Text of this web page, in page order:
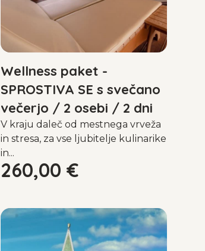
Wellness paket -
SPROSTIVA SE s svečano
večerjo / 2 osebi / 2 dni
V kraju daleč od mestnega vrveža
in stresa, za vse ljubitelje kulinarike
in...
260,00 €